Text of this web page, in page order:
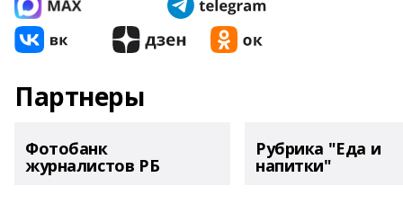
Партнеры
Фотобанк
журналистов РБ
Рубрика "Еда и
напитки"